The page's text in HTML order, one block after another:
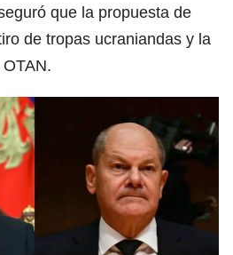
que la propuesta de
de tropas ucraniandas y la